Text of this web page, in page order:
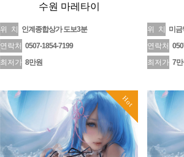
수원 마레타이
위 치
인계종합상가 도보3분
연락처 0507-1854-7199
최저가 8만원
위 치
미금
연락처
최저가 7
Hot